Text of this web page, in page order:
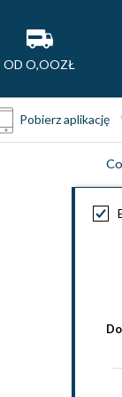
OD O,OOZŁ
Pobierz aplikację